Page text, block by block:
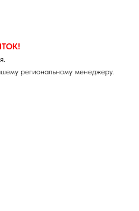
региональному менеджеру.